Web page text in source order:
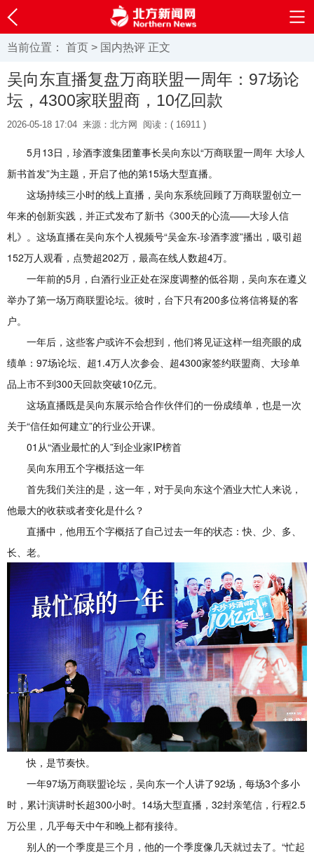
当前位置： 首页 > 国内热评 正文
吴向东直播复盘万商联盟一周年：97场论
坛，4300家联盟商，10亿回款
2026-05-18 17:04 来源：北方网 阅读：( 16911 )
5月13日，珍酒李渡集团董事长吴向东以“万商联盟一周年 大珍人
新书首发”为主题，开启了他的第15场大型直播。
这场持续三小时的线上直播，吴向东系统回顾了万商联盟创立一
年来的创新实践，并正式发布了新书《300天的心流——大珍人信
札》。这场直播在吴向东个人视频号“吴金东-珍酒李渡”播出，吸引超
152万人观看，点赞超202万，最高在线人数超4万。
一年前的5月，白酒行业正处在深度调整的低谷期，吴向东在遵义
举办了第一场万商联盟论坛。彼时，台下只有200多位将信将疑的客
户。
一年后，这些客户或许不会想到，他们将见证这样一组亮眼的成
绩单：97场论坛、超1.4万人次参会、超4300家签约联盟商、大珍单
品上市不到300天回款突破10亿元。
这场直播既是吴向东展示给合作伙伴们的一份成绩单，也是一次
关于“信任如何建立”的行业公开课。
01从“酒业最忙的人”到企业家IP榜首
吴向东用五个字概括这一年
首先我们关注的是，这一年，对于吴向东这个酒业大忙人来说，
他最大的收获或者变化是什么？
直播中，他用五个字概括了自己过去一年的状态：快、少、多、
长、老。
快，是节奏快。
一年97场万商联盟论坛，吴向东一个人讲了92场，每场3个多小
时，累计演讲时长超300小时。14场大型直播，32封亲笔信，行程2.5
万公里，几乎每天中午和晚上都有接待。
别人的一个季度是三个月，他的一个季度像几天就过去了。“忙起